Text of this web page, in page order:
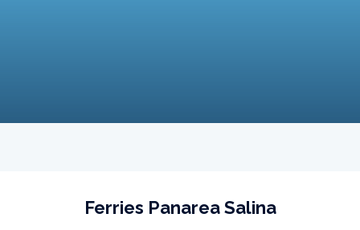
Ferries Panarea Salina